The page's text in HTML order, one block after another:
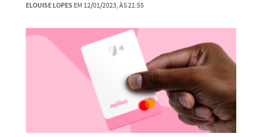
ELOUISE LOPES EM 12/01/2023, ÀS 21:55